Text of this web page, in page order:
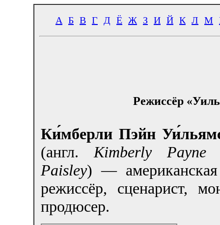
А Б В Г Д Ё Ж З И Й К Л М
Режиссёр
Ки́мберли Пэйн
(англ. Kimberly Payne
Paisley) — американская
режиссёр, сценарист,
продюсер.